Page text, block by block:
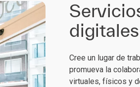
digitales
Cree un lugar de
promueva la
virtuales, físicos y